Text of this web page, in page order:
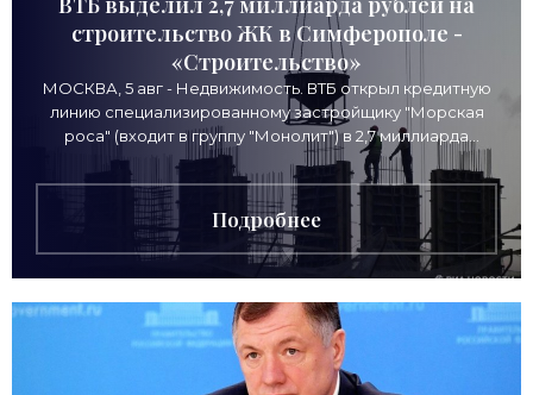
строительство ЖК в Симферополе -
«Строительство»
МОСКВА, 5 авг - Недвижимость. ВТБ открыл кредитную
линию специализированному застройщику "Морская
роса" (входит в группу "Монолит") в 2,7 миллиарда
рублей для
Подробнее